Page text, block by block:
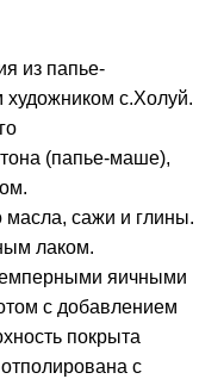
из папье-
с.Холуй.
(папье-маше),
масла, сажи и глины.
лаком.
яичными
с добавлением
покрыта
с